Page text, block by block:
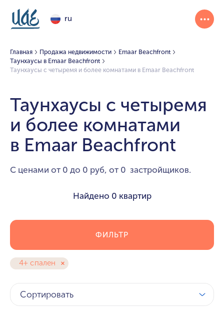
ru
Главная Продажа недвижимости
Emaar Beachfront
Таунхаусы в Emaar Beachfront
Таунхаусы с четыремя и более комнатами в Emaar Beachfront
Таунхаусы с четыремя
и более комнатами
в Emaar Beachfront
С ценами от 0 до 0 руб, от 0 застройщиков.
Найдено 0 квартир
4+ спален
ФИЛЬТР
Сортировать